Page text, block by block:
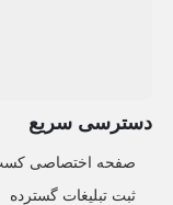
دسترسی سریع
صفحه اختصاصی
ثبت تبلیغات گسترده